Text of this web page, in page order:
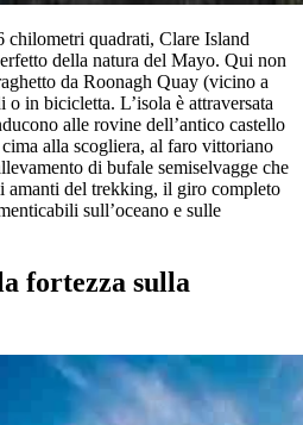
chilometri quadrati, Clare Island
della natura del Mayo. Qui non
da Roonagh Quay (vicino a
o in bicicletta. L’isola è attraversata
alle rovine dell’antico castello
alla scogliera, al faro vittoriano
di bufale semiselvagge che
amanti del trekking, il giro completo
sull’oceano e sulle
fortezza sulla